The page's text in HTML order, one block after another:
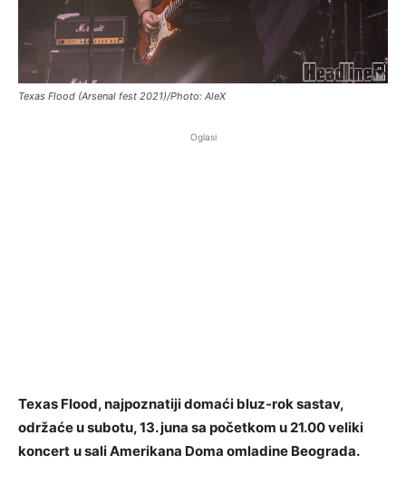
Texas Flood (Arsenal fest 2021)/Photo: AleX
Oglasi
Texas Flood, najpoznatiji domaći bluz-rok sastav,
održaće u subotu, 13. juna sa početkom u 21.00 veliki
koncert u sali Amerikana Doma omladine Beograda.